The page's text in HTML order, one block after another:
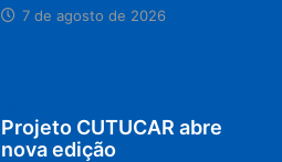
7 de agosto de 2026
Projeto CUTUCAR abre
nova edição